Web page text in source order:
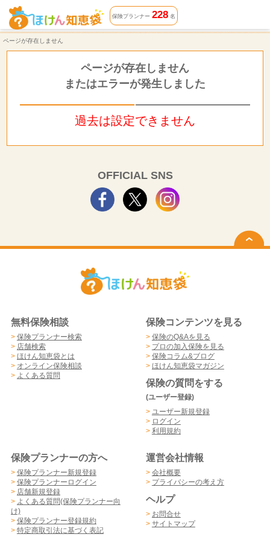
ページが存在しません | ほけん知恵袋
保険プランナー 228名
ページが存在しません
ページが存在しません
またはエラーが発生しました
過去は設定できません
OFFICIAL SNS
無料保険相談
> 保険プランナー検索
> 店舗検索
> ほけん知恵袋とは
> オンライン保険相談
> よくある質問
保険コンテンツを見る
> 保険のQ&Aを見る
> プロの加入保険を見る
> 保険コラム&ブログ
> ほけん知恵袋マガジン
保険の質問をする
(ユーザー登録)
> ユーザー新規登録
> ログイン
> 利用規約
保険プランナーの方へ
> 保険プランナー新規登録
> 保険プランナーログイン
> 店舗新規登録
> よくある質問(保険プランナー向
け)
> 保険プランナー登録規約
> 特定商取引法に基づく表記
運営会社情報
> 会社概要
> プライバシーの考え方
ヘルプ
> お問合せ
> サイトマップ